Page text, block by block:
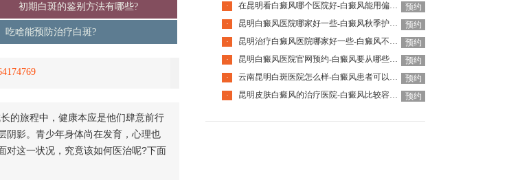
初期白斑的鉴别方法有哪些?
吃啥能预防治疗白斑?
的旅程中，健康本应是他们肆意前行
影。 青少年身体尚在发育，心理也
对这一状况，究竟该如何医治呢?下面
·
在昆明看白癜风哪个医院好-白癜风能用偏方治疗吗
预约
·
昆明白癜风医院哪家好一些-白癜风秋季护理方法有哪些
预约
·
昆明治疗白癜风医院哪家好一些-白癜风不治的危害有哪些
预约
·
昆明白癜风医院官网预约-白癜风要从哪些方面来进行护理
预约
·
云南昆明白斑医院怎么样-白癜风患者可以吃哪些坚果呢
预约
·
昆明皮肤白癜风的治疗医院-白癜风比较容易出现在什么部位 预约